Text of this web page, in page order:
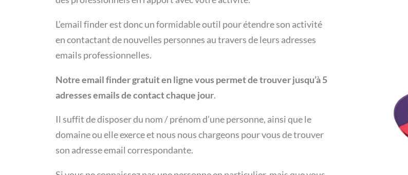
L’email finder est donc un formidable outil pour étendre son activité
en contactant de nouvelles personnes au travers de leurs adresses
emails professionnelles.
Notre email finder gratuit en ligne vous permet de trouver jusqu’à 5
adresses emails de contact chaque jour.
Il suffit de disposer du nom / prénom d’une personne, ainsi que le
domaine ou elle exerce et nous nous chargeons pour vous de trouver
son adresse email correspondante.